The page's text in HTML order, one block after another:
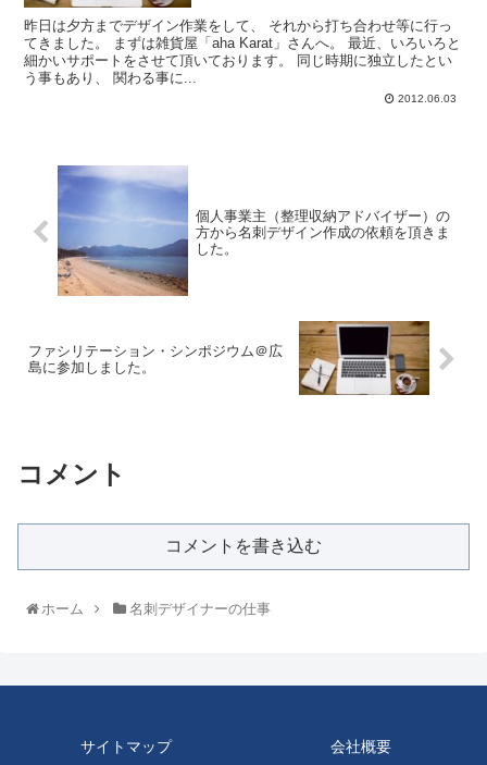
昨日は夕方までデザイン作業をして、 それから打ち合わせ等に行っ
てきました。 まずは雑貨屋「aha Karat」さんへ。 最近、いろいろと
細かいサポートをさせて頂いております。 同じ時期に独立したとい
う事もあり、 関わる事に...
2012.06.03
個人事業主（整理収納アドバイザー）の
方から名刺デザイン作成の依頼を頂きま
した。
ファシリテーション・シンポジウム＠広
島に参加しました。
コメント
コメントを書き込む
ホーム 名刺デザイナーの仕事
サイトマップ 会社概要